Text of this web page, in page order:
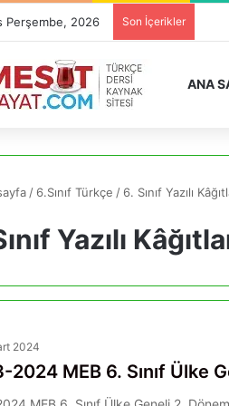
Perşembe, 2026 Son İçerikler
ANA
/ 6.Sınıf Türkçe / 6. Sınıf Yazılı
Yazılı
2024
2024 MEB 6. Sınıf Ülke